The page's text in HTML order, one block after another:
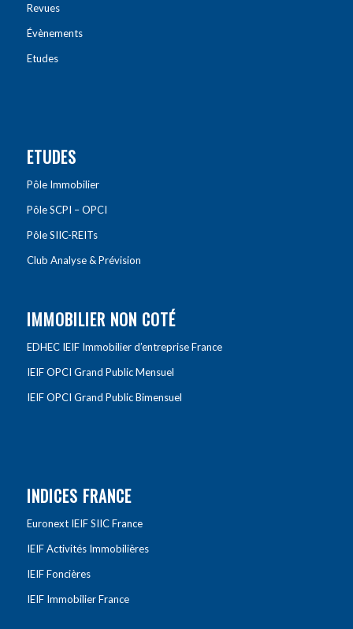
Revues
Évènements
Etudes
ETUDES
Pôle Immobilier
Pôle SCPI – OPCI
Pôle SIIC-REITs
Club Analyse & Prévision
IMMOBILIER NON COTÉ
EDHEC IEIF Immobilier d’entreprise France
IEIF OPCI Grand Public Mensuel
IEIF OPCI Grand Public Bimensuel
INDICES FRANCE
Euronext IEIF SIIC France
IEIF Activités Immobilières
IEIF Foncières
IEIF Immobilier France